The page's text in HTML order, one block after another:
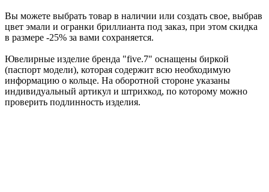
Вы можете выбрать товар в наличии или создать свое, выбрав
цвет эмали и огранки бриллианта под заказ, при этом скидка
в размере -25% за вами сохраняется.
Ювелирные изделие бренда "five.7" оснащены биркой
(паспорт модели), которая содержит всю необходимую
информацию о кольце. На оборотной стороне указаны
индивидуальный артикул и штрихкод, по которому можно
проверить подлинность изделия.